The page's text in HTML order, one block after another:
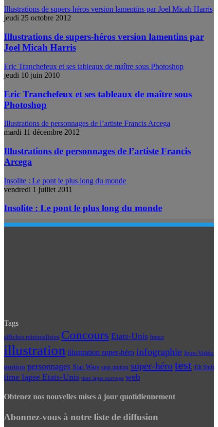
Illustrations de supers-héros version lamentins par Joel Micah Harris
jeudi 25 octobre 2012
Illustrations de supers-héros version lamentins par
Joel Micah Harris
Eric Tranchefeux et ses tableaux de maître sous Photoshop
jeudi 10 juin 2010
Eric Tranchefeux et ses tableaux de maître sous
Photoshop
Illustrations de personnages de l’artiste Francis Arcega
mardi 11 décembre 2012
Illustrations de personnages de l’artiste Francis
Arcega
Insolite : Le pont le plus long du monde
vendredi 1 juillet 2011
Insolite : Le pont le plus long du monde
Tags
affiches minimalistes Concours Etats-Unis france
illustration illustration super-héro infographie Jeux-Vidéo
motion personnages Star Wars stop motion super-hérotest Tilt Shift
time lapse Etats-Unis time lapse norvege web
Obtenez nos nouvelles mises à jour quotidiennement
Abonnez-vous à notre liste de diffusion